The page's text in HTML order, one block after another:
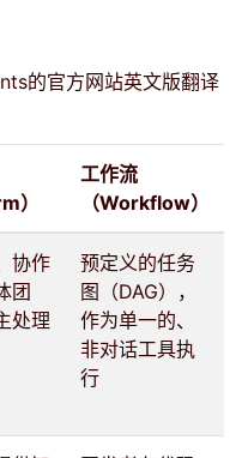
的官方网站英文版翻译
）
工作流
（Workflow）
协作
团
处理
预定义的任务
图（DAG），
作为单一的、
非对话工具执
行